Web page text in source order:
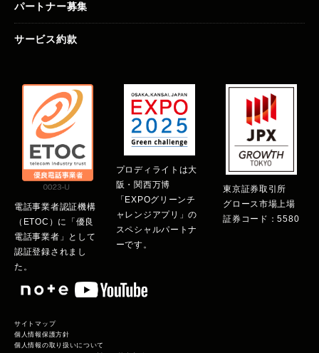
パートナー募集
サービス約款
電話事業者認証機構
（ETOC）に「優良
電話事業者」として
認証登録されまし
た。
プロディライトは大
阪・関西万博
「EXPOグリーンチ
ャレンジアプリ」の
スペシャルパートナ
ーです。
東京証券取引所
グロース市場上場
証券コード：5580
サイトマップ
個人情報保護方針
個人情報の取り扱いについて